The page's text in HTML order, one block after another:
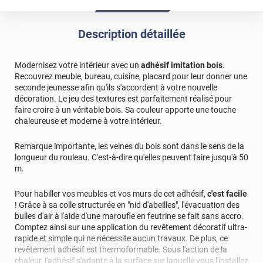
bois. J ai laissé les pieds noir. Très contente du résultat
Très bon produits pour recouvrir des meubles
Description détaillée
Modernisez votre intérieur avec un adhésif imitation bois.
Recouvrez meuble, bureau, cuisine, placard pour leur donner une
seconde jeunesse afin qu'ils s'accordent à votre nouvelle
décoration. Le jeu des textures est parfaitement réalisé pour
faire croire à un véritable bois. Sa couleur apporte une touche
chaleureuse et moderne à votre intérieur.
Remarque importante, les veines du bois sont dans le sens de la
longueur du rouleau. C'est-à-dire qu'elles peuvent faire jusqu'à 50
m.
Pour habiller vos meubles et vos murs de cet adhésif, c'est facile
! Grâce à sa colle structurée en "nid d'abeilles", l'évacuation des
bulles d'air à l'aide d'une maroufle en feutrine se fait sans accro.
Comptez ainsi sur une application du revêtement décoratif ultra-
rapide et simple qui ne nécessite aucun travaux. De plus, ce
revêtement adhésif est thermoformable. Sous l'action de la
chaleur, l'adhésif s'adapte à la surface sur laquelle vous l'installez